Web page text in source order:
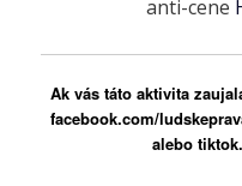
anti-cene
Ak vás táto aktivita
facebook.com/
alebo